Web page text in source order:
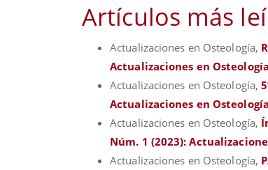
Artículos más
Actualizaciones en Osteología,
Actualizaciones en
Actualizaciones en Osteología,
Actualizaciones en
Actualizaciones en Osteología,
Núm. 1 (2023):
Actualizaciones en Osteología,